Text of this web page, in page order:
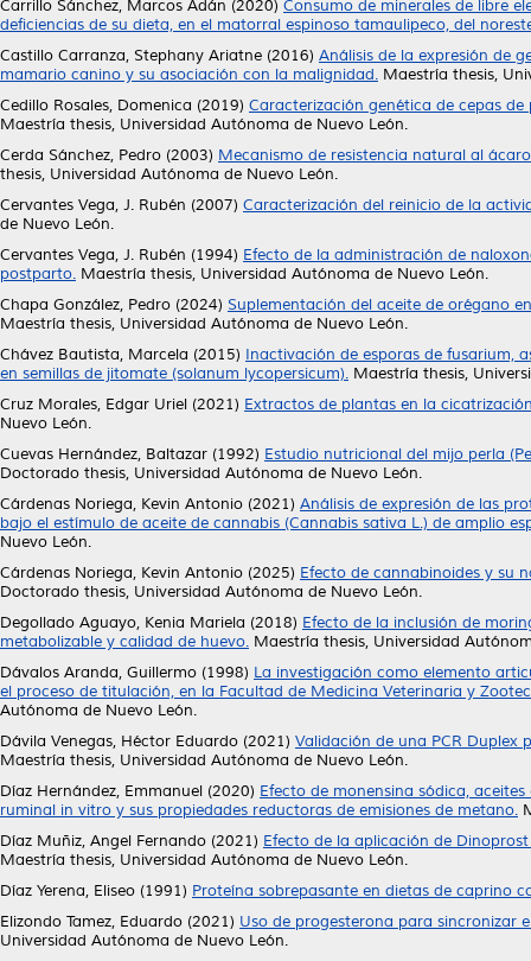
Carrillo Sánchez, Marcos Adán (2020) Consumo de minerales de libre
deficiencias de su dieta, en el matorral espinoso tamaulipeco, del
Castillo Carranza, Stephany Ariatne (2016) Análisis de la expresión de
mamario canino y su asociación con la malignidad. Maestría thesis,
Cedillo Rosales, Domenica (2019) Caracterización genética de cepas
Maestría thesis, Universidad Autónoma de Nuevo León.
Cerda Sánchez, Pedro (2003) Mecanismo de resistencia natural al
thesis, Universidad Autónoma de Nuevo León.
Cervantes Vega, J. Rubén (2007) Caracterización del reinicio de la
de Nuevo León.
Cervantes Vega, J. Rubén (1994) Efecto de la administración de
postparto. Maestría thesis, Universidad Autónoma de Nuevo León.
Chapa González, Pedro (2024) Suplementación del aceite de orégano
Maestría thesis, Universidad Autónoma de Nuevo León.
Chávez Bautista, Marcela (2015) Inactivación de esporas de fusarium,
en semillas de jitomate (solanum lycopersicum). Maestría thesis,
Cruz Morales, Edgar Uriel (2021) Extractos de plantas en la
Nuevo León.
Cuevas Hernández, Baltazar (1992) Estudio nutricional del mijo perla
Doctorado thesis, Universidad Autónoma de Nuevo León.
Cárdenas Noriega, Kevin Antonio (2021) Análisis de expresión de las
bajo el estímulo de aceite de cannabis (Cannabis sativa L.) de amplio
Nuevo León.
Cárdenas Noriega, Kevin Antonio (2025) Efecto de cannabinoides y su
Doctorado thesis, Universidad Autónoma de Nuevo León.
Degollado Aguayo, Kenia Mariela (2018) Efecto de la inclusión de
metabolizable y calidad de huevo. Maestría thesis, Universidad
Dávalos Aranda, Guillermo (1998) La investigación como elemento
el proceso de titulación, en la Facultad de Medicina Veterinaria y
Autónoma de Nuevo León.
Dávila Venegas, Héctor Eduardo (2021) Validación de una PCR
Maestría thesis, Universidad Autónoma de Nuevo León.
Díaz Hernández, Emmanuel (2020) Efecto de monensina sódica,
ruminal in vitro y sus propiedades reductoras de emisiones de metano.
Díaz Muñiz, Angel Fernando (2021) Efecto de la aplicación de
Maestría thesis, Universidad Autónoma de Nuevo León.
Díaz Yerena, Eliseo (1991) Proteína sobrepasante en dietas de caprino
Elizondo Tamez, Eduardo (2021) Uso de progesterona para sincronizar
Universidad Autónoma de Nuevo León.